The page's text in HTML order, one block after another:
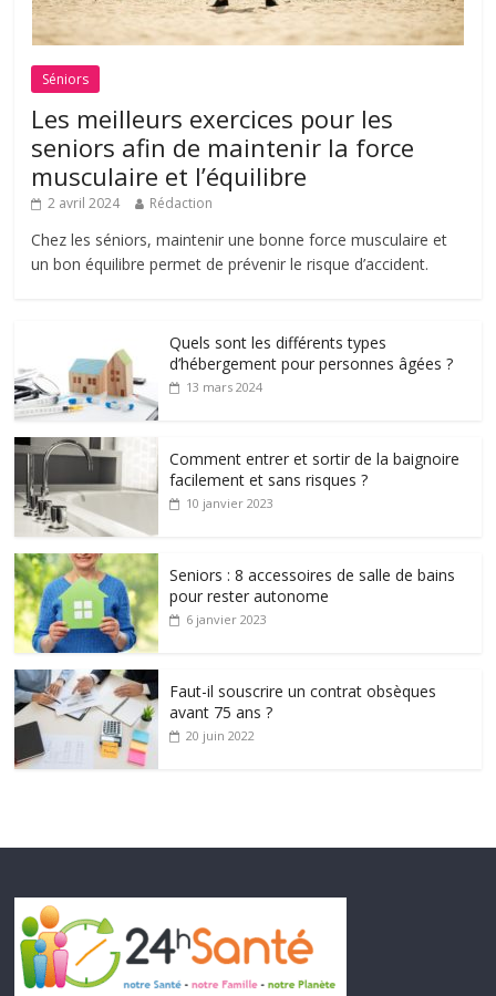
Séniors
Les meilleurs exercices pour les
seniors afin de maintenir la force
musculaire et l’équilibre
2 avril 2024 Rédaction
Chez les séniors, maintenir une bonne force musculaire et
un bon équilibre permet de prévenir le risque d’accident.
Quels sont les différents types
d’hébergement pour personnes âgées ?
13 mars 2024
Comment entrer et sortir de la baignoire
facilement et sans risques ?
10 janvier 2023
Seniors : 8 accessoires de salle de bains
pour rester autonome
6 janvier 2023
Faut-il souscrire un contrat obsèques
avant 75 ans ?
20 juin 2022